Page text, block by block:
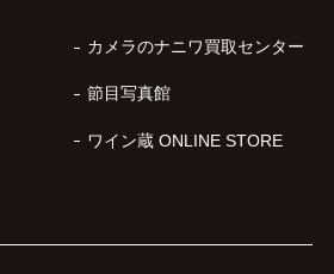
カメラのナニワ買取センター
節目写真館
ワイン蔵 ONLINE STORE